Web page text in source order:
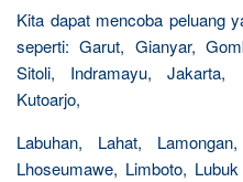
Kita dapat mencoba peluang
seperti: Garut, Gianyar,
Sitoli, Indramayu, Jakarta,
Kutoarjo,
Labuhan, Lahat,
Lhoseumawe, Limboto,